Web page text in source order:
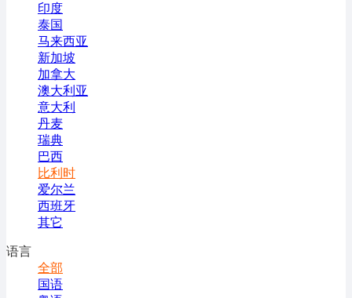
印度
泰国
马来西亚
新加坡
加拿大
澳大利亚
意大利
丹麦
瑞典
巴西
比利时
爱尔兰
西班牙
其它
语言
全部
国语